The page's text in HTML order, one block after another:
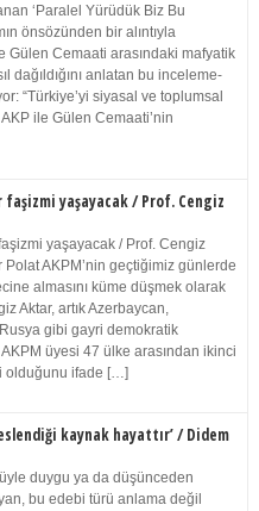
‘Paralel Yürüdük Biz Bu
önsözünden bir alıntıyla
Gülen Cemaati arasındaki mafyatik
dağıldığını anlatan bu inceleme-
“Türkiye’yi siyasal ve toplumsal
ile Gülen Cemaati’nin
yaşayacak / Prof. Cengiz
yaşayacak / Prof. Cengiz
Polat AKPM’nin geçtiğimiz günlerde
almasını küme düşmek olarak
Aktar, artık Azerbaycan,
gibi gayri demokratik
üyesi 47 ülke arasından ikinci
olduğunu ifade […]
kaynak hayattır’ / Didem
duygu ya da düşünceden
bu edebi türü anlama değil